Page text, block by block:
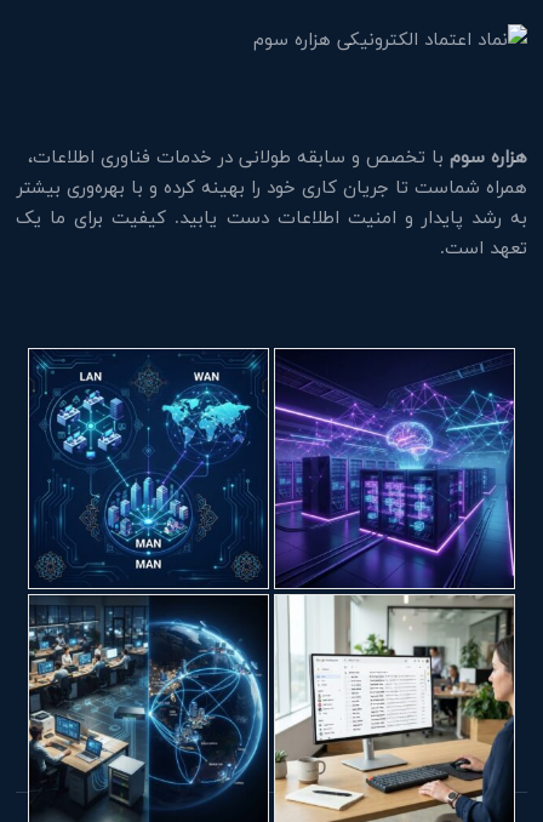
هزاره سوم با تخصص و سابقه طولانی در خدمات فناوری اطلاعات،
همراه شماست تا جریان کاری خود را بهینه کرده و با بهره‌وری بیشتر
به رشد پایدار و امنیت اطلاعات دست یابید. کیفیت برای ما یک
تعهد است.